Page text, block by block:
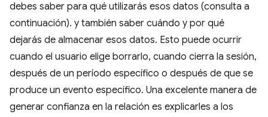
debes saber para qué utilizarás esos datos (consulta a
continuación). y también saber cuándo y por qué
dejarás de almacenar esos datos. Esto puede ocurrir
cuando el usuario elige borrarlo, cuando cierra la sesión,
después de un período específico o después de que se
produce un evento específico. Una excelente manera de
generar confianza en la relación es explicarles a los